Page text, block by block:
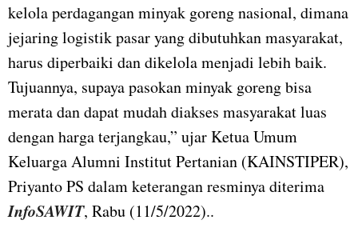
kelola perdagangan minyak goreng nasional, dimana
jejaring logistik pasar yang dibutuhkan masyarakat,
harus diperbaiki dan dikelola menjadi lebih baik.
Tujuannya, supaya pasokan minyak goreng bisa
merata dan dapat mudah diakses masyarakat luas
dengan harga terjangkau,” ujar Ketua Umum
Keluarga Alumni Institut Pertanian (KAINSTIPER),
Priyanto PS dalam keterangan resminya diterima
InfoSAWIT, Rabu (11/5/2022)..